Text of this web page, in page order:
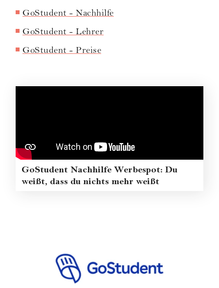
GoStudent - Nachhilfe
GoStudent - Lehrer
GoStudent - Preise
GoStudent Nachhilfe Werbespot: Du
weißt, dass du nichts mehr weißt